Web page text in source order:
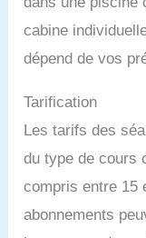
cabine
dépend de vos
Tarification
Les tarifs des
du type de cours
compris entre 15
abonnements